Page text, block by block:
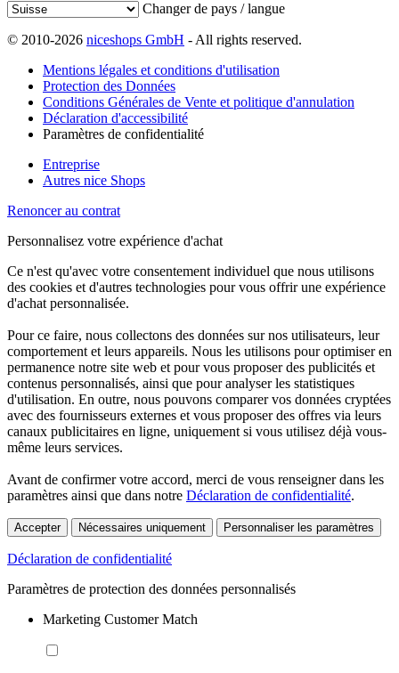
Changer de pays / langue
© 2010-2026 niceshops GmbH - All rights reserved.
Mentions légales et conditions d'utilisation
Protection des Données
Conditions Générales de Vente et politique d'annulation
Déclaration d'accessibilité
Paramètres de confidentialité
Entreprise
Autres nice Shops
Renoncer au contrat
Personnalisez votre expérience d'achat
Ce n'est qu'avec votre consentement individuel que nous utilisons
des cookies et d'autres technologies pour vous offrir une expérience
d'achat personnalisée.
Pour ce faire, nous collectons des données sur nos utilisateurs, leur
comportement et leurs appareils. Nous les utilisons pour optimiser en
permanence notre site web et pour vous proposer des publicités et
contenus personnalisés, ainsi que pour analyser les statistiques
d'utilisation. En outre, nous pouvons comparer vos données cryptées
avec des fournisseurs externes et vous proposer des offres via leurs
canaux publicitaires en ligne, uniquement si vous utilisez déjà vous-
même leurs services.
Avant de confirmer votre accord, merci de vous renseigner dans les
paramètres ainsi que dans notre Déclaration de confidentialité.
Accepter Nécessaires uniquement Personnaliser les paramètres
Déclaration de confidentialité
Paramètres de protection des données personnalisés
Marketing Customer Match